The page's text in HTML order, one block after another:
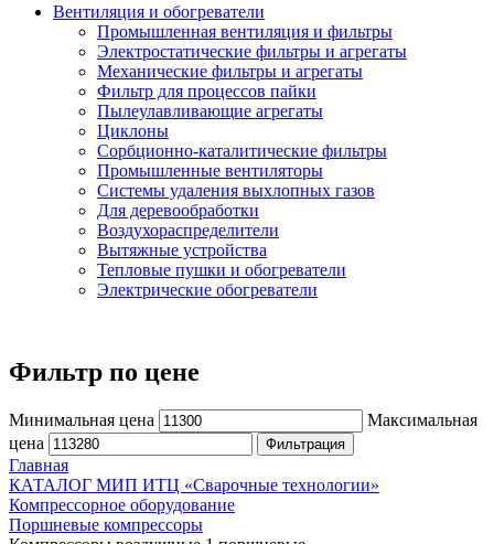
Вентиляция и обогреватели
Промышленная вентиляция и фильтры
Электростатические фильтры и агрегаты
Механические фильтры и агрегаты
Фильтр для процессов пайки
Пылеулавливающие агрегаты
Циклоны
Сорбционно-каталитические фильтры
Промышленные вентиляторы
Системы удаления выхлопных газов
Для деревообработки
Воздухораспределители
Вытяжные устройства
Тепловые пушки и обогреватели
Электрические обогреватели
Фильтр по цене
Минимальная цена
Максимальная
цена
Фильтрация
Главная
КАТАЛОГ МИП ИТЦ «Сварочные технологии»
Компрессорное оборудование
Поршневые компрессоры